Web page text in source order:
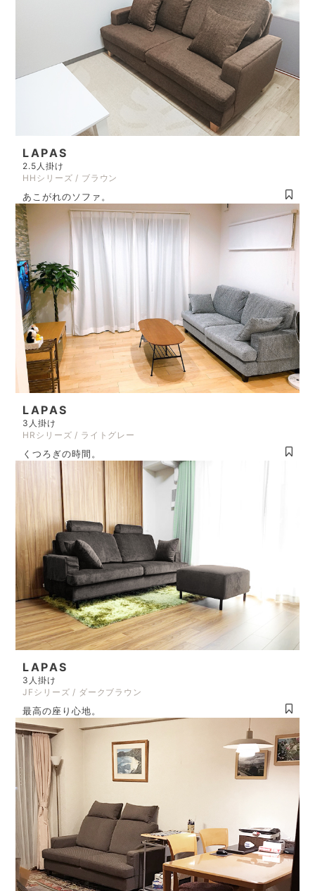
LAPAS
2.5人掛け
HHシリーズ / ブラウン
あこがれのソファ。
LAPAS
3人掛け
HRシリーズ / ライトグレー
くつろぎの時間。
LAPAS
3人掛け
JFシリーズ / ダークブラウン
最高の座り心地。